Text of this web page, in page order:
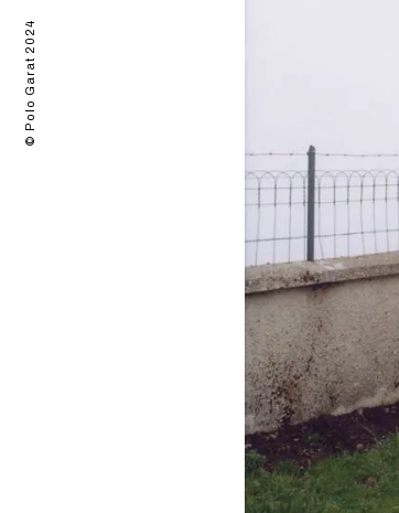
© Polo Garat 2024